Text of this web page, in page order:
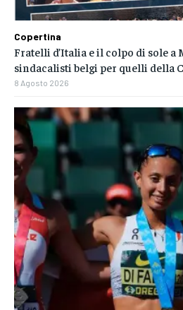
Copertina
Fratelli d’Italia e il colpo di sole a
sindacalisti belgi per quelli della
8 Agosto 2026